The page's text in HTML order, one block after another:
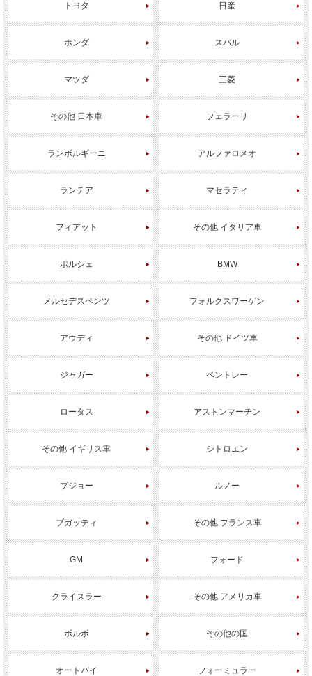
トヨタ 日産
ホンダ スバル
マツダ 三菱
その他 日本車 フェラーリ
ランボルギーニ アルファロメオ
ランチア マセラティ
フィアット その他 イタリア車
ポルシェ BMW
メルセデスベンツ フォルクスワーゲン
アウディ その他 ドイツ車
ジャガー ベントレー
ロータス アストンマーチン
その他 イギリス車 シトロエン
プジョー ルノー
ブガッティ その他 フランス車
GM フォード
クライスラー その他 アメリカ車
ボルボ その他の国
オートバイ フォーミュラー